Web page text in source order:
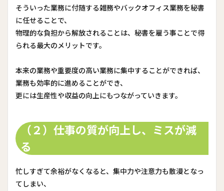
そういった業務に付随する雑務やバックオフィス業務を秘書
に任せることで、
物理的な負担から解放されることは、秘書を雇う事ことで得
られる最大のメリットです。
本来の業務や重要度の高い業務に集中することができれば、
業務も効率的に進めることができ、
更には生産性や収益の向上にもつながっていきます。
（２）仕事の質が向上し、ミスが減
る
忙しすぎて余裕がなくなると、集中力や注意力も散漫となっ
てしまい、